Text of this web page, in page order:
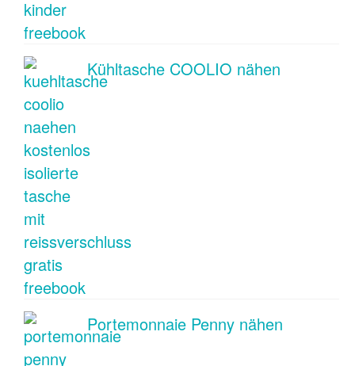
Kühltasche COOLIO nähen
Portemonnaie Penny nähen